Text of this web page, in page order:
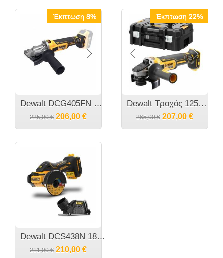
Έκπτωση 8%
Dewalt DCG405FN 18V XR Brushless Επιπεδος Γωνιακος Τροχος 125mm (Χωρις Μπαταρια και Φορτιστη)
225,00 € 206,00 €
Έκπτωση 22%
Dewalt Τροχός 125mm Μπαταρίας Solo (DCG405NT)
265,00 € 207,00 €
Dewalt DCS438N 18V XR Brushless Γωνιακος Τροχος 76mm (Χωρις Μπαταρια και Φορτιστη)
211,00 € 210,00 €